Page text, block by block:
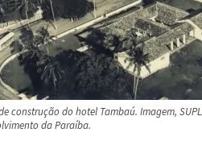
construção do hotel Tambaú. Imagem,
da Paraíba.